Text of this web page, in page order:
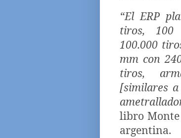
“El ERP
tiros, 100
100.000
mm con
tiros,
[similares a
libro
argentina.